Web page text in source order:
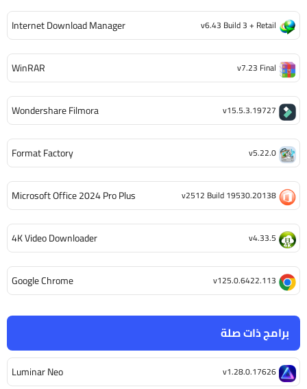
برامج ذات صلة
Luminar Neo v1.28.0.17626
Internet Download Manager v6.43 Build 3 + Retail
WinRAR v7.23 Final
Wondershare Filmora v15.5.3.19727
Format Factory v5.22.0
Microsoft Office 2024 Pro Plus v2512 Build 19530.20138
4K Video Downloader v4.33.5
Google Chrome v125.0.6422.113